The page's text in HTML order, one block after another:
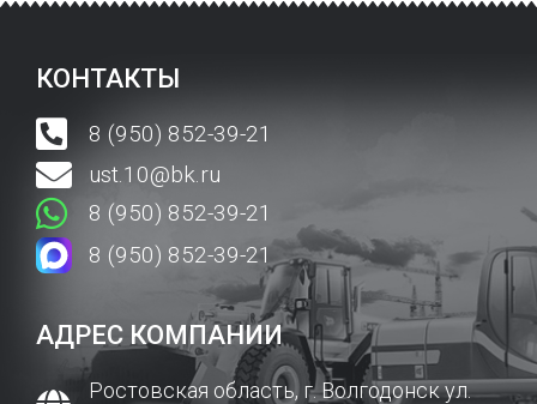
КОНТАКТЫ
8 (950) 852-39-21
ust.10@bk.ru
8 (950) 852-39-21
8 (950) 852-39-21
АДРЕС КОМПАНИИ
Ростовская область, г. Волгодонск ул.